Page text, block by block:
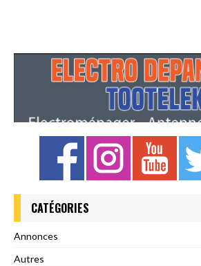
CATÉGORIES
Annonces
Autres